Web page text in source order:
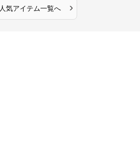
人気アイテム一覧へ ›